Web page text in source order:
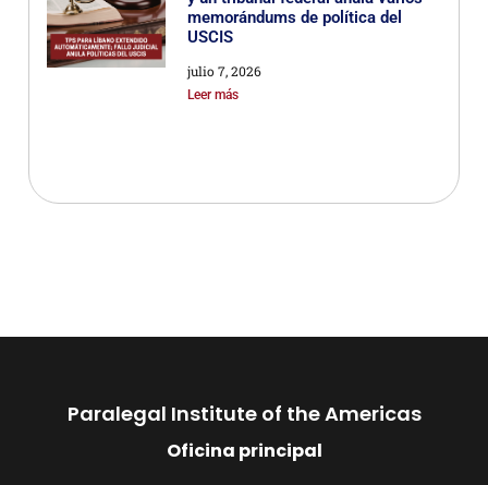
memorándums de política del
USCIS
julio 7, 2026
Leer más
Paralegal Institute of the Americas
Oficina principal